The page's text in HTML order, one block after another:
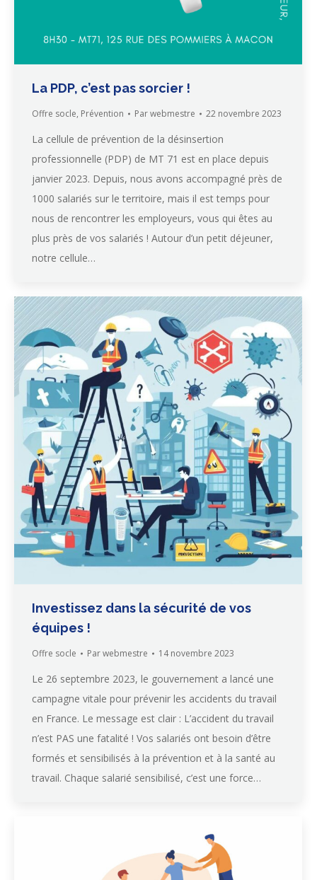
La PDP, c’est pas sorcier !
Offre socle, Prévention Parwebmestre 22 novembre 2023
La cellule de prévention de la désinsertion
professionnelle (PDP) de MT 71 est en place depuis
janvier 2023. Depuis, nous avons accompagné près de
1000 salariés sur le territoire, mais il est temps pour
nous de rencontrer les employeurs, vous qui êtes au
plus près de vos salariés ! Autour d’un petit déjeuner,
notre cellule…
Investissez dans la sécurité de vos
équipes !
Offre socle Parwebmestre 14 novembre 2023
Le 26 septembre 2023, le gouvernement a lancé une
campagne vitale pour prévenir les accidents du travail
en France. Le message est clair : L’accident du travail
n’est PAS une fatalité ! Vos salariés ont besoin d’être
formés et sensibilisés à la prévention et à la santé au
travail. Chaque salarié sensibilisé, c’est une force…